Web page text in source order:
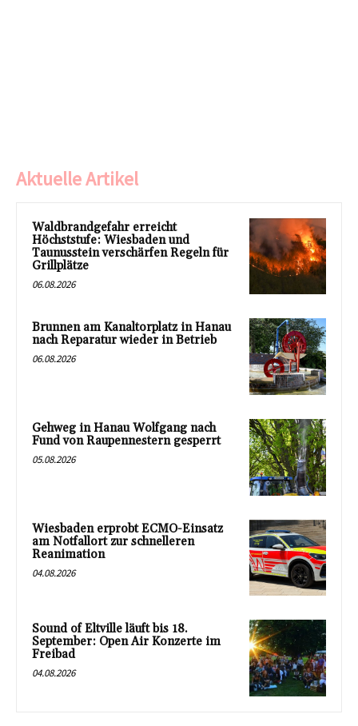
Aktuelle Artikel
Waldbrandgefahr erreicht
Höchststufe: Wiesbaden und
Taunusstein verschärfen Regeln für
Grillplätze
06.08.2026
Brunnen am Kanaltorplatz in Hanau
nach Reparatur wieder in Betrieb
06.08.2026
Gehweg in Hanau Wolfgang nach
Fund von Raupennestern gesperrt
05.08.2026
Wiesbaden erprobt ECMO-Einsatz
am Notfallort zur schnelleren
Reanimation
04.08.2026
Sound of Eltville läuft bis 18.
September: Open Air Konzerte im
Freibad
04.08.2026